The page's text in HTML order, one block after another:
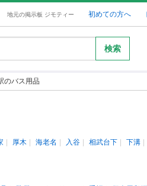
地元の掲示板 ジモティー 初めての方へ
検索
のバス用品
厚木 海老名 入谷 相武台下 下溝